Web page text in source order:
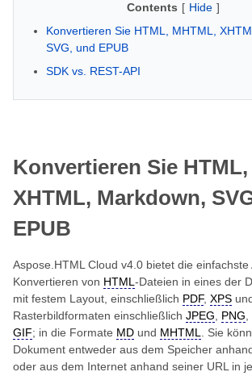
Contents [ Hide ]
Konvertieren Sie HTML, MHTML,
SVG, und EPUB
SDK vs. REST-API
Konvertieren Sie HTML,
XHTML, Markdown,
EPUB
Aspose.HTML Cloud v4.0 bietet die einfachste
Konvertieren von HTML -Dateien in eines der
mit festem Layout, einschließlich PDF, XPS
Rasterbildformaten einschließlich JPEG PNG
GIF; in die Formate MD und MHTML
. Sie
Dokument entweder aus dem Speicher
oder aus dem Internet anhand seiner URL in